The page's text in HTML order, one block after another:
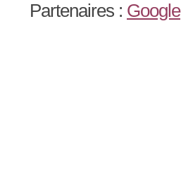
Partenaires : Google